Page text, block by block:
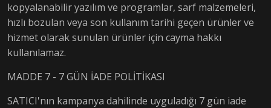
kopyalanabilir yazılım ve programlar, sarf malzemeleri,
hızlı bozulan veya son kullanım tarihi geçen ürünler ve
hizmet olarak sunulan ürünler için cayma hakkı
kullanılamaz.
MADDE 7 - 7 GÜN İADE POLİTİKASI
SATICI'nın kampanya dahilinde uyguladığı 7 gün iade